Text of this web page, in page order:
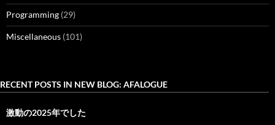
Programming (29)
Miscellaneous (101)
RECENT POSTS IN NEW BLOG: AFALOGUE
激動の2025年でした